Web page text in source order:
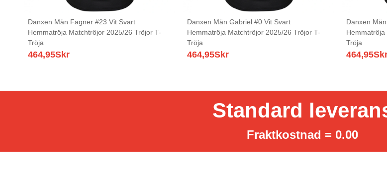
Danxen Män Fagner #23 Vit Svart
Hemmatröja Matchtröjor 2025/26 Tröjor T-
Tröja
464,95Skr
Danxen Män Gabriel #0 Vit Svart
Hemmatröja Matchtröjor 2025/26 Tröjor T-
Tröja
464,95Skr
Danxen
Tröja
464,95
Standard
Fraktkostnad = 0.00